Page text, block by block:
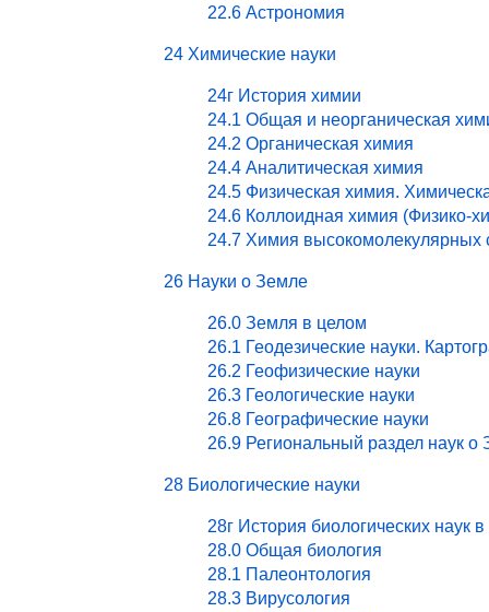
22.6 Астрономия
24 Химические науки
24г История химии
24.1 Общая и неорганическая
24.2 Органическая химия
24.4 Аналитическая химия
24.5 Физическая химия.
24.6 Коллоидная химия (Физико-
24.7 Химия высокомолекулярных
26 Науки о Земле
26.0 Земля в целом
26.1 Геодезические науки.
26.2 Геофизические науки
26.3 Геологические науки
26.8 Географические науки
26.9 Региональный раздел наук о
28 Биологические науки
28г История биологических наук
28.0 Общая биология
28.1 Палеонтология
28.3 Вирусология